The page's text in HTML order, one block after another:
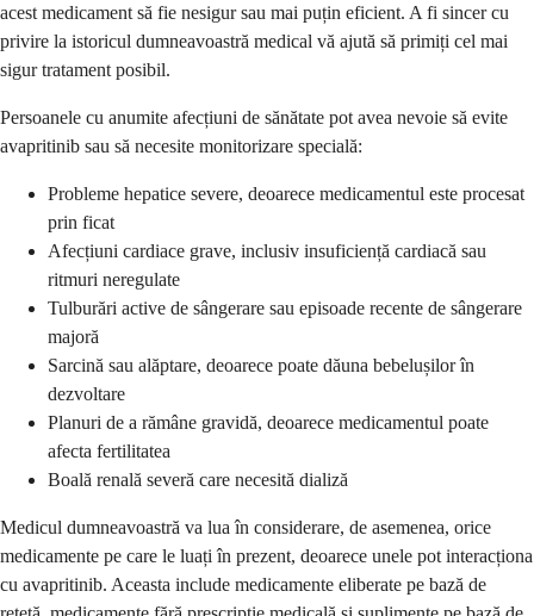
acest medicament să fie nesigur sau mai puțin eficient. A fi sincer cu
privire la istoricul dumneavoastră medical vă ajută să primiți cel mai
sigur tratament posibil.
Persoanele cu anumite afecțiuni de sănătate pot avea nevoie să evite
avapritinib sau să necesite monitorizare specială:
Probleme hepatice severe, deoarece medicamentul este procesat
prin ficat
Afecțiuni cardiace grave, inclusiv insuficiență cardiacă sau
ritmuri neregulate
Tulburări active de sângerare sau episoade recente de sângerare
majoră
Sarcină sau alăptare, deoarece poate dăuna bebelușilor în
dezvoltare
Planuri de a rămâne gravidă, deoarece medicamentul poate
afecta fertilitatea
Boală renală severă care necesită dializă
Medicul dumneavoastră va lua în considerare, de asemenea, orice
medicamente pe care le luați în prezent, deoarece unele pot interacționa
cu avapritinib. Aceasta include medicamente eliberate pe bază de